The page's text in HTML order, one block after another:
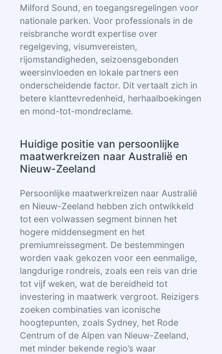
Milford Sound, en toegangsregelingen voor
nationale parken. Voor professionals in de
reisbranche wordt expertise over
regelgeving, visumvereisten,
rijomstandigheden, seizoensgebonden
weersinvloeden en lokale partners een
onderscheidende factor. Dit vertaalt zich in
betere klanttevredenheid, herhaalboekingen
en mond-tot-mondreclame.
Huidige positie van persoonlijke
maatwerkreizen naar Australië en
Nieuw-Zeeland
Persoonlijke maatwerkreizen naar Australië
en Nieuw-Zeeland hebben zich ontwikkeld
tot een volwassen segment binnen het
hogere middensegment en het
premiumreissegment. De bestemmingen
worden vaak gekozen voor een eenmalige,
langdurige rondreis, zoals een reis van drie
tot vijf weken, wat de bereidheid tot
investering in maatwerk vergroot. Reizigers
zoeken combinaties van iconische
hoogtepunten, zoals Sydney, het Rode
Centrum of de Alpen van Nieuw-Zeeland,
met minder bekende regio’s waar